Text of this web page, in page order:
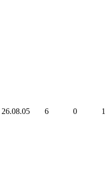
26.08.05 6 0 1